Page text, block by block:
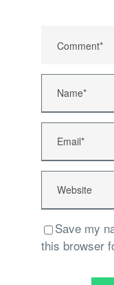
Save my
this browser